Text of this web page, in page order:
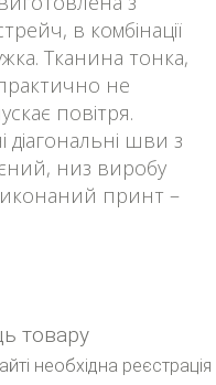
в комбінації
Тканина тонка,
не
повітря.
діагональні шви з
низ виробу
принт –
товару
необхідна реєстрація